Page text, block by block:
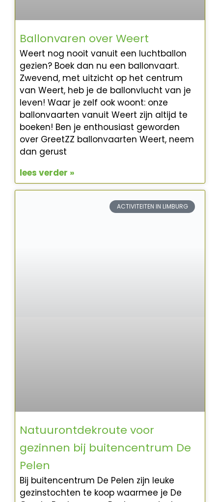
Ballonvaren over Weert
Weert nog nooit vanuit een luchtballon
gezien? Boek dan nu een ballonvaart.
Zwevend, met uitzicht op het centrum
van Weert, heb je de ballonvlucht van je
leven! Waar je zelf ook woont: onze
ballonvaarten vanuit Weert zijn altijd te
boeken! Ben je enthousiast geworden
over GreetZZ ballonvaarten Weert, neem
dan gerust
lees verder »
ACTIVITEITEN IN LIMBURG
Natuurontdekroute voor
gezinnen bij buitencentrum De
Pelen
Bij buitencentrum De Pelen zijn leuke
gezinstochten te koop waarmee je De